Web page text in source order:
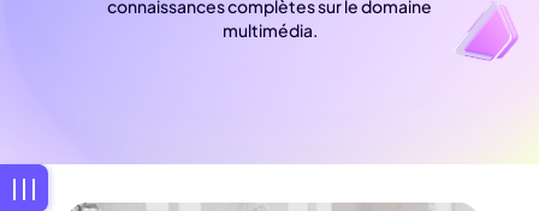
connaissances complètes sur le domaine
multimédia.